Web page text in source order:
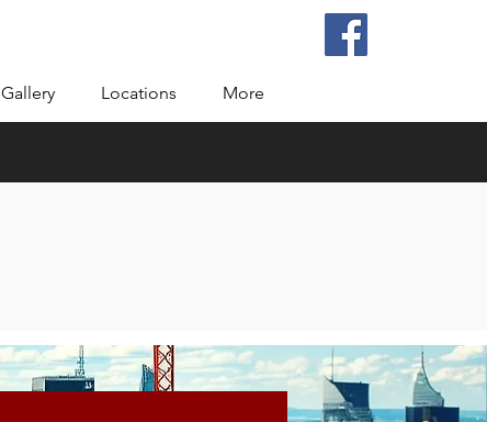
Gallery Locations More